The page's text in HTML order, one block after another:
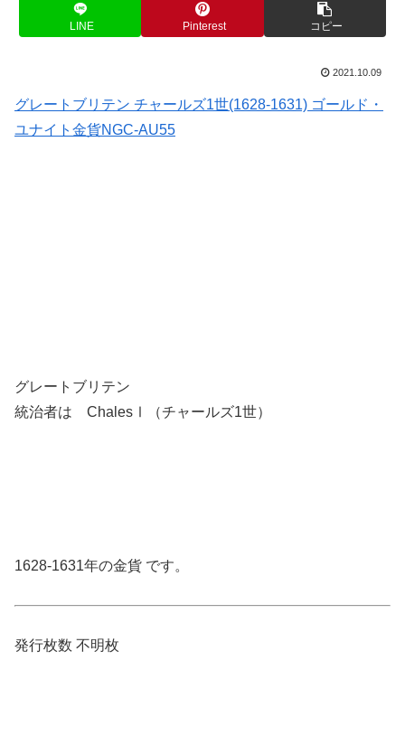
LINE Pinterest コピー
2021.10.09
グレートブリテン チャールズ1世(1628-1631) ゴールド・
ユナイト金貨NGC-AU55
グレートブリテン
統治者は ChalesⅠ（チャールズ1世）
1628-1631年の金貨 です。
発行枚数 不明枚